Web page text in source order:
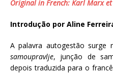
Original in French: Karl Marx et
Introdução por Aline
A palavra autogestão surge
samoupravlje, junção de
depois traduzida para o